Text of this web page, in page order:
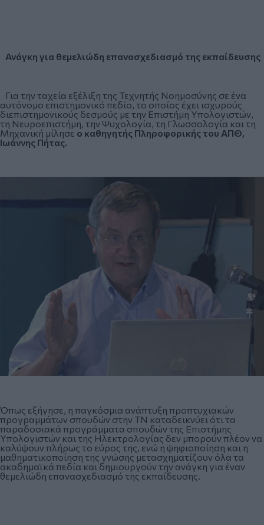
Ανάγκη για θεμελιώδη επανασχεδιασμό της εκπαίδευσης
Για την ταχεία εξέλιξη της Τεχνητής Νοημοσύνης σε ένα
αυτόνομο επιστημονικό πεδίο, το οποίος έχει ισχυρούς
διεπιστημονικούς δεσμούς με την Επιστήμη Υπολογιστών,
τη Νευροεπιστήμη, την Ψυχολογία, τη Γλωσσολογία και τη
Μηχανική μίλησε ο καθηγητής Πληροφορικής του ΑΠΘ,
Ιωάννης Πήτας.
Όπως εξήγησε, η παγκόσμια ανάπτυξη προπτυχιακών
προγραμμάτων σπουδών στην ΤΝ καταδεικνύει ότι τα
παραδοσιακά προγράμματα σπουδών της Επιστήμης
Υπολογιστών και της Ηλεκτρολογίας δεν μπορούν πλέον να
καλύψουν πλήρως το εύρος της, ενώ η ψηφιοποίηση και η
μαθηματικοποίηση της γνώσης μετασχηματίζουν όλα τα
ακαδημαϊκά πεδία και δημιουργούν την ανάγκη για έναν
θεμελιώδη επανασχεδιασμό της εκπαίδευσης.